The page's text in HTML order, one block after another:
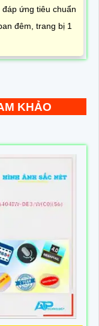
ứng tiêu chuẩn
đêm, trang bị 1
KHẢO